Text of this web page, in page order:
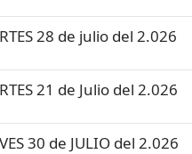
28 de julio del 2.026
21 de Julio del 2.026
30 de JULIO del 2.026